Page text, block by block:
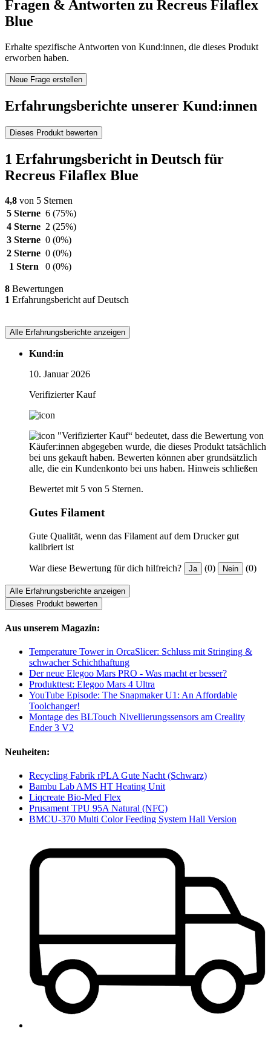
Fragen & Antworten zu Recreus Filaflex
Blue
Erhalte spezifische Antworten von Kund:innen, die dieses Produkt
erworben haben.
Neue Frage erstellen
Erfahrungsberichte unserer Kund:innen
Dieses Produkt bewerten
1 Erfahrungsbericht in Deutsch für
Recreus Filaflex Blue
4,8 von 5 Sternen
5 Sterne 6 (75%)
4 Sterne 2 (25%)
3 Sterne 0 (0%)
2 Sterne 0 (0%)
1 Stern
0 (0%)
8 Bewertungen
1 Erfahrungsbericht auf Deutsch
Alle Erfahrungsberichte anzeigen
Kund:in
10. Januar 2026
Verifizierter Kauf
"Verifizierter Kauf“ bedeutet, dass die Bewertung von
Käufer:innen abgegeben wurde, die dieses Produkt tatsächlich
bei uns gekauft haben. Bewerten können aber grundsätzlich
alle, die ein Kundenkonto bei uns haben. Hinweis schließen
Bewertet mit 5 von 5 Sternen.
Gutes Filament
Gute Qualität, wenn das Filament auf dem Drucker gut
kalibriert ist
War diese Bewertung für dich hilfreich? Ja (0) Nein (0)
Alle Erfahrungsberichte anzeigen
Dieses Produkt bewerten
Aus unserem Magazin:
Temperature Tower in OrcaSlicer: Schluss mit Stringing &
schwacher Schichthaftung
Der neue Elegoo Mars PRO - Was macht er besser?
Produkttest: Elegoo Mars 4 Ultra
YouTube Episode: The Snapmaker U1: An Affordable
Toolchanger!
Montage des BLTouch Nivellierungssensors am Creality
Ender 3 V2
Neuheiten:
Recycling Fabrik rPLA Gute Nacht (Schwarz)
Bambu Lab AMS HT Heating Unit
Liqcreate Bio-Med Flex
Prusament TPU 95A Natural (NFC)
BMCU-370 Multi Color Feeding System Hall Version